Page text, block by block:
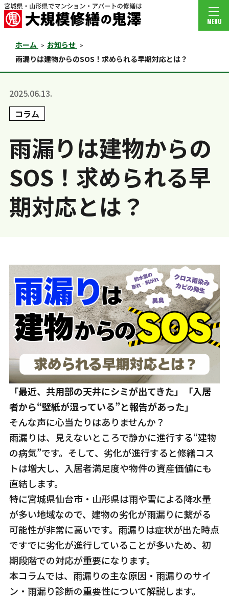
MENU
ホーム
お知らせ
雨漏りは建物からのSOS！求められる早期対応とは？
2025.06.13.
コラム
雨漏りは建物からの
SOS！求められる早
期対応とは？
「最近、共用部の天井にシミが出てきた」「入居
者から“壁紙が湿っている”と報告があった」
――そんな声に心当たりはありませんか？
雨漏りは、見えないところで静かに進行する“建物
の病気”です。そして、劣化が進行すると修繕コス
トは増大し、入居者満足度や物件の資産価値にも
直結します。
特に宮城県仙台市・山形県は雨や雪による降水量
が多い地域なので、建物の劣化が雨漏りに繋がる
可能性が非常に高いです。雨漏りは症状が出た時点
ですでに劣化が進行していることが多いため、初
期段階での対応が重要になります。
本コラムでは、雨漏りの主な原因・雨漏りのサイ
ン・雨漏り診断の重要性について解説します。